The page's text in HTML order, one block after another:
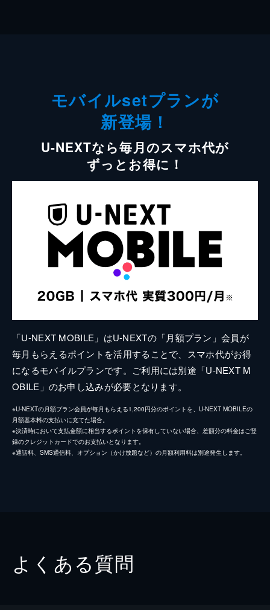
モバイルsetプランが
新登場！
U-NEXTなら毎月のスマホ代が
ずっとお得に！
「U-NEXT MOBILE」はU-NEXTの「月額プラン」会員が
毎月もらえるポイントを活用することで、スマホ代がお得
になるモバイルプランです。ご利用には別途「U-NEXT M
OBILE」のお申し込みが必要となります。
※U-NEXTの月額プラン会員が毎月もらえる1,200円分のポイントを、U-NEXT MOBILEの
月額基本料の支払いに充てた場合。
※決済時において支払金額に相当するポイントを保有していない場合、差額分の料金はご登
録のクレジットカードでのお支払いとなります。
※通話料、SMS通信料、オプション（かけ放題など）の月額利用料は別途発生します。
よくある質問